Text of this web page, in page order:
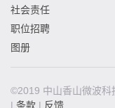
社会责任
职位招聘
图册
©2019 中山香山微波科
| 条款 | 反馈